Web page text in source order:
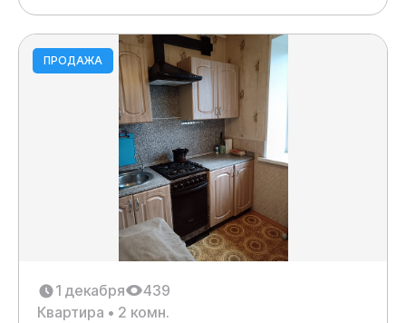
ПРОДАЖА
1 декабря
439
Квартира • 2 комн.